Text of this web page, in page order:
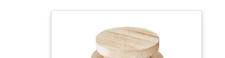
une finition
esthétique pour
toutes vos
créations.